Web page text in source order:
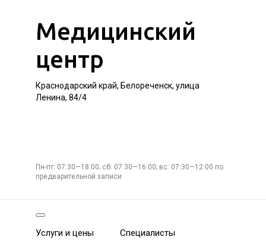
Медицинский
центр
Краснодарский край, Белореченск, улица
Ленина, 84/4
Пн-пт: 07:30—18:00; сб: 07:30—16:00; вс: 07:30—12:00 по
предварительной записи
Услуги и цены Специалисты